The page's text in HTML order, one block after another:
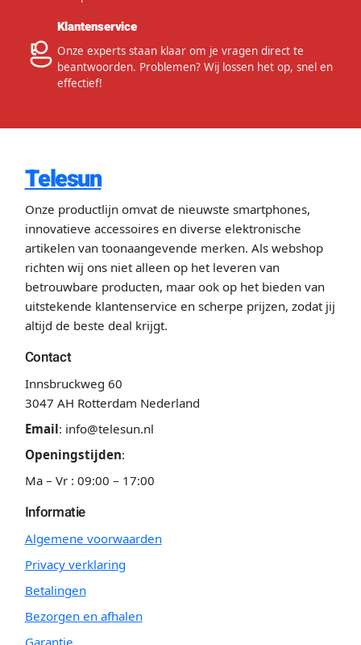
Klantenservice
Onze experts staan klaar om je vragen direct te
beantwoorden. Problemen? Wij lossen het op, snel en
effectief!
Telesun
Onze productlijn omvat de nieuwste smartphones,
innovatieve accessoires en diverse elektronische
artikelen van toonaangevende merken. Als webshop
richten wij ons niet alleen op het leveren van
betrouwbare producten, maar ook op het bieden van
uitstekende klantenservice en scherpe prijzen, zodat jij
altijd de beste deal krijgt.
Contact
Innsbruckweg 60
3047 AH Rotterdam Nederland
Email: info@telesun.nl
Openingstijden:
Ma – Vr : 09:00 – 17:00
Informatie
Algemene voorwaarden
Privacy verklaring
Betalingen
Bezorgen en afhalen